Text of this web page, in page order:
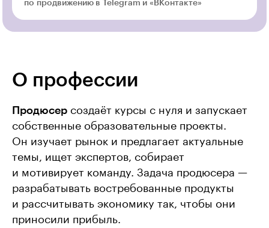
по продвижению в Telegram и «ВКонтакте»
О профессии
Продюсер создаёт курсы с нуля и запускает
собственные образовательные проекты.
Он изучает рынок и предлагает актуальные
темы, ищет экспертов, собирает
и мотивирует команду. Задача продюсера —
разрабатывать востребованные продукты
и рассчитывать экономику так, чтобы они
приносили прибыль.